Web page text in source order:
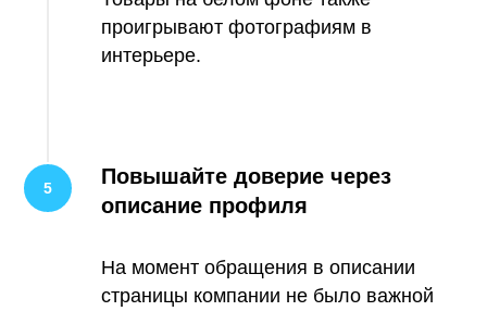
проигрывают фотографиям в
интерьере.
Повышайте доверие через
описание профиля
На момент обращения в описании
страницы компании не было важной